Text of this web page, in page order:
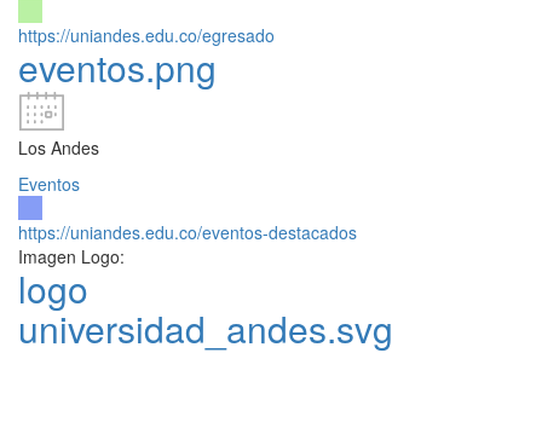
https://uniandes.edu.co/egresado
eventos.png
Los Andes
Eventos
https://uniandes.edu.co/eventos-destacados
Imagen Logo:
logo
universidad_andes.svg